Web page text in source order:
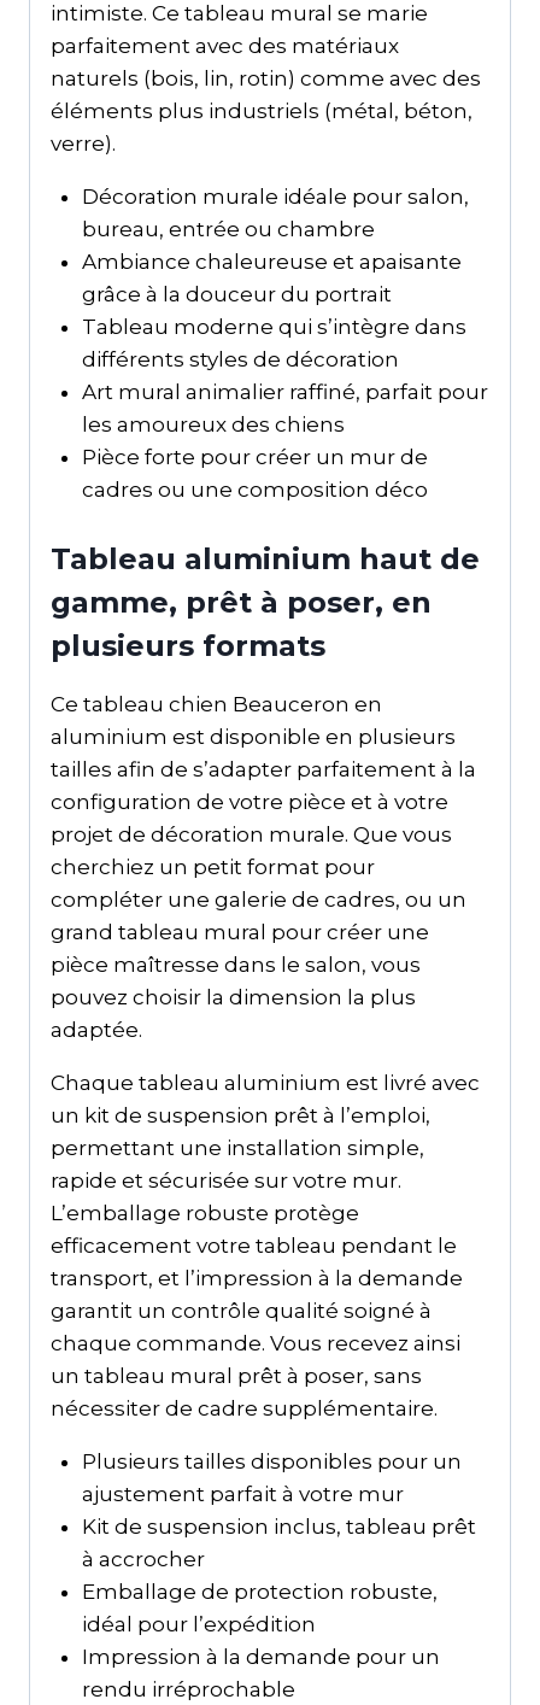
intimiste. Ce tableau mural se marie
parfaitement avec des matériaux
naturels (bois, lin, rotin) comme avec des
éléments plus industriels (métal, béton,
verre).
Décoration murale idéale pour salon,
bureau, entrée ou chambre
Ambiance chaleureuse et apaisante
grâce à la douceur du portrait
Tableau moderne qui s’intègre dans
différents styles de décoration
Art mural animalier raffiné, parfait pour
les amoureux des chiens
Pièce forte pour créer un mur de
cadres ou une composition déco
Tableau aluminium haut de
gamme, prêt à poser, en
plusieurs formats
Ce tableau chien Beauceron en
aluminium est disponible en plusieurs
tailles afin de s’adapter parfaitement à la
configuration de votre pièce et à votre
projet de décoration murale. Que vous
cherchiez un petit format pour
compléter une galerie de cadres, ou un
grand tableau mural pour créer une
pièce maîtresse dans le salon, vous
pouvez choisir la dimension la plus
adaptée.
Chaque tableau aluminium est livré avec
un kit de suspension prêt à l’emploi,
permettant une installation simple,
rapide et sécurisée sur votre mur.
L’emballage robuste protège
efficacement votre tableau pendant le
transport, et l’impression à la demande
garantit un contrôle qualité soigné à
chaque commande. Vous recevez ainsi
un tableau mural prêt à poser, sans
nécessiter de cadre supplémentaire.
Plusieurs tailles disponibles pour un
ajustement parfait à votre mur
Kit de suspension inclus, tableau prêt
à accrocher
Emballage de protection robuste,
idéal pour l’expédition
Impression à la demande pour un
rendu irréprochable